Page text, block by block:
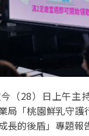
（28）日上午主
局「桃園鮮乳守
長的後盾」專題報